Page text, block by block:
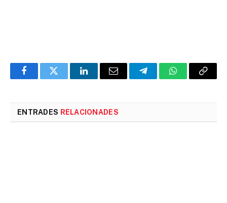
FacebookTwitter LinkedInEmail TelegramWhatsAppCopia
ENTRADES RELACIONADES